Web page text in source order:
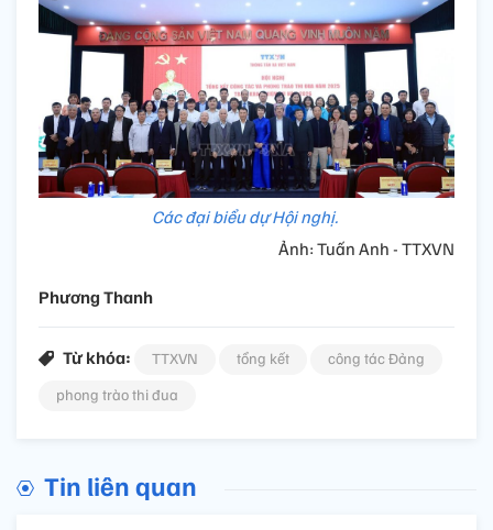
Các đại biểu dự Hội nghị.
Ảnh: Tuấn Anh - TTXVN
Phương Thanh
Từ khóa: TTXVN tổng kết
công tác Đảng
phong trào thi đua
Tin liên quan